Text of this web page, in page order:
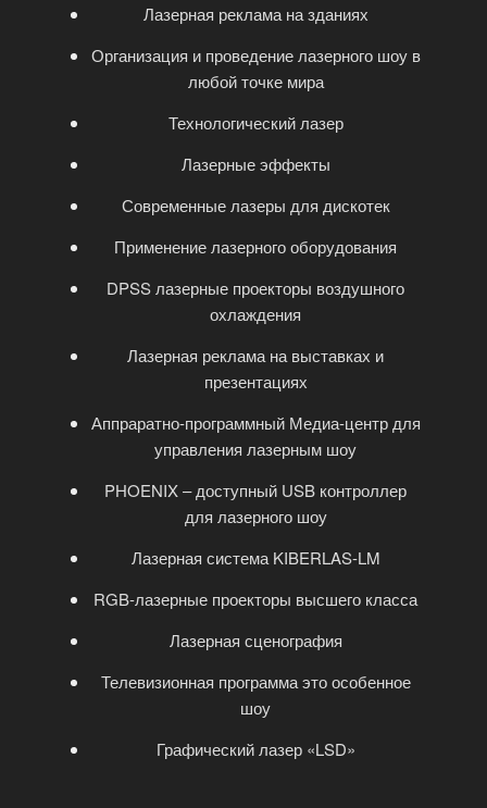
Лазерная реклама на зданиях
Организация и проведение лазерного шоу в
любой точке мира
Технологический лазер
Лазерные эффекты
Современные лазеры для дискотек
Применение лазерного оборудования
DPSS лазерные проекторы воздушного
охлаждения
Лазерная реклама на выставках и
презентациях
Аппраратно-программный Медиа-центр для
управления лазерным шоу
PHOENIX – доступный USB контроллер
для лазерного шоу
Лазерная система KIBERLAS-LM
RGB-лазерные проекторы высшего класса
Лазерная сценография
Телевизионная программа это особенное
шоу
Графический лазер «LSD»